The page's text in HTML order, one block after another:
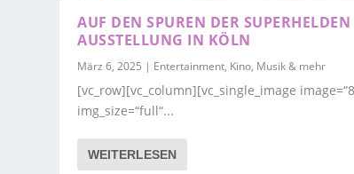
AUF DEN SPUREN DER SUPERHELDEN
AUSSTELLUNG IN KÖLN
März 6, 2025 | Entertainment, Kino, Musik & mehr
[vc_row][vc_column][vc_single_image
img_size=“full“...
WEITERLESEN